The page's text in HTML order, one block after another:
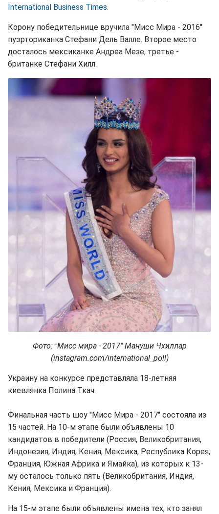
International Business Times.
Корону победительнице вручила "Мисс Мира - 2016"
пуэрториканка Стефани Дель Валле. Второе место
досталось мексиканке Андреа Мезе, третье -
британке Стефани Хилл.
Фото: "Мисс мира - 2017" Мануши Чхиллар
(instagram.com/international_poll)
Украину на конкурсе представляла 18-летняя
киевлянка Полина Ткач.
Финальная часть шоу "Мисс Мира - 2017" состояла из
15 частей. На 10-м этапе были объявлены 10
кандидатов в победители (Россия, Великобритания,
Индонезия, Индия, Кения, Мексика, Республика Корея,
Франция, Южная Африка и Ямайка), из которых к 13-
му осталось только пять (Великобритания, Индия,
Кения, Мексика и Франция).
На 15-м этапе были объявлены имена тех, кто занял